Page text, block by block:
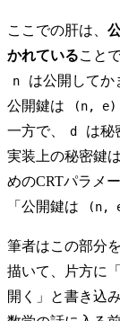
ここでの肝は、
かれていること
n は公開してか
公開鍵は
(n, e)
一方で、
d
は秘
実装上の秘密鍵は
めのCRTパラメ
「公開鍵は
(n,
筆者はこの部分
描いて、片方に
開く」と書き込み